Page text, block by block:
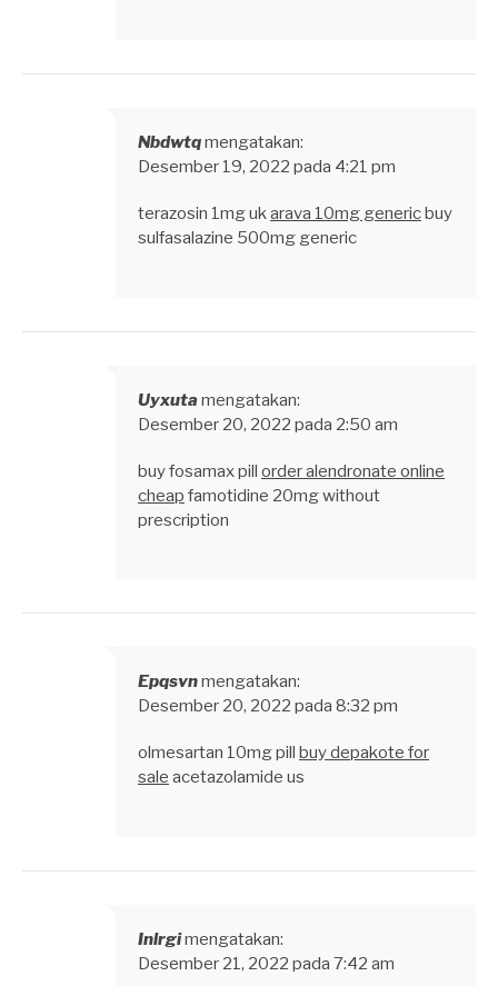
Nbdwtqmengatakan:
Desember 19, 2022 pada 4:21 pm
terazosin 1mg ukarava 10mg generic buy
sulfasalazine 500mg generic
Uyxuta mengatakan:
Desember 20, 2022 pada 2:50 am
buy fosamax pill order alendronate online
cheap famotidine 20mg without
prescription
Epqsvnmengatakan:
Desember 20, 2022 pada 8:32 pm
olmesartan 10mg pill buy depakote for
sale acetazolamide us
Inlrgimengatakan:
Desember 21, 2022 pada 7:42 am